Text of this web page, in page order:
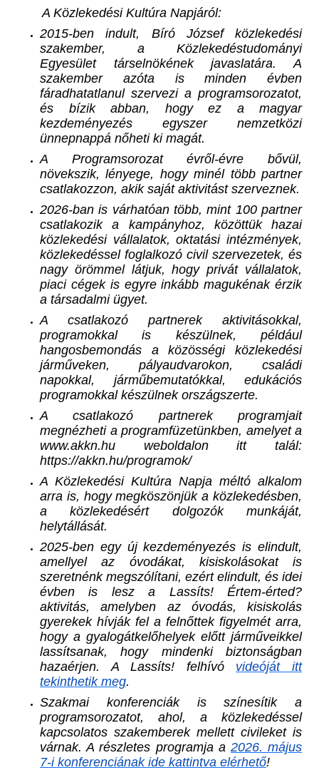
A Közlekedési Kultúra Napjáról:
2015-ben indult, Bíró József közlekedési
szakember, a Közlekedéstudományi
Egyesület társelnökének javaslatára. A
szakember azóta is minden évben
fáradhatatlanul szervezi a programsorozatot,
és bízik abban, hogy ez a magyar
kezdeményezés egyszer nemzetközi
ünnepnappá nőheti ki magát.
A Programsorozat évről-évre bővül,
növekszik, lényege, hogy minél több partner
csatlakozzon, akik saját aktivitást szerveznek.
2026-ban is várhatóan több, mint 100 partner
csatlakozik a kampányhoz, közöttük hazai
közlekedési vállalatok, oktatási intézmények,
közlekedéssel foglalkozó civil szervezetek, és
nagy örömmel látjuk, hogy privát vállalatok,
piaci cégek is egyre inkább magukénak érzik
a társadalmi ügyet.
A csatlakozó partnerek aktivitásokkal,
programokkal is készülnek, például
hangosbemondás a közösségi közlekedési
járműveken, pályaudvarokon, családi
napokkal, járműbemutatókkal, edukációs
programokkal készülnek országszerte.
A csatlakozó partnerek programjait
megnézheti a programfüzetünkben, amelyet a
www.akkn.hu weboldalon itt talál:
https://akkn.hu/programok/
A Közlekedési Kultúra Napja méltó alkalom
arra is, hogy megköszönjük a közlekedésben,
a közlekedésért dolgozók munkáját,
helytállását.
2025-ben egy új kezdeményezés is elindult,
amellyel az óvodákat, kisiskolásokat is
szeretnénk megszólítani, ezért elindult, és idei
évben is lesz a Lassíts! Értem-érted?
aktivitás, amelyben az óvodás, kisiskolás
gyerekek hívják fel a felnőttek figyelmét arra,
hogy a gyalogátkelőhelyek előtt járműveikkel
lassítsanak, hogy mindenki biztonságban
hazaérjen. A Lassíts! felhívó videóját itt
tekinthetik meg.
Szakmai konferenciák is színesítik a
programsorozatot, ahol, a közlekedéssel
kapcsolatos szakemberek mellett civileket is
várnak. A részletes programja a 2026. május
7-i konferenciának ide kattintva elérhető!